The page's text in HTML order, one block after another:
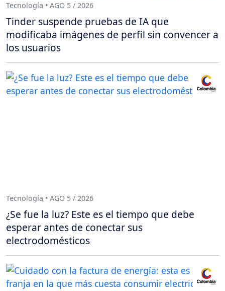
Tecnología • AGO 5 / 2026
Tinder suspende pruebas de IA que
modificaba imágenes de perfil sin convencer a
los usuarios
Tecnología • AGO 5 / 2026
¿Se fue la luz? Este es el tiempo que debe
esperar antes de conectar sus
electrodomésticos